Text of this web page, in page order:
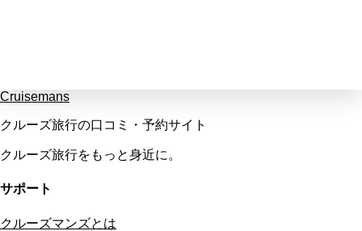
Cruisemans
クルーズ旅行の口コミ・予約サイト
クルーズ旅行をもっと身近に。
サポート
クルーズマンズとは